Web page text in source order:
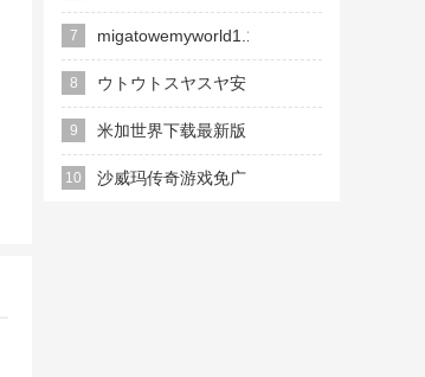
方正版
7 migatowemyworld1.100
米加小镇2026最新
版本
8 ウトウトスヤスヤ安
卓版
9 米加世界下载最新版
2026(Miga Town:My
10 沙威玛传奇游戏免广